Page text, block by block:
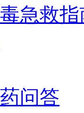
急救指
问答